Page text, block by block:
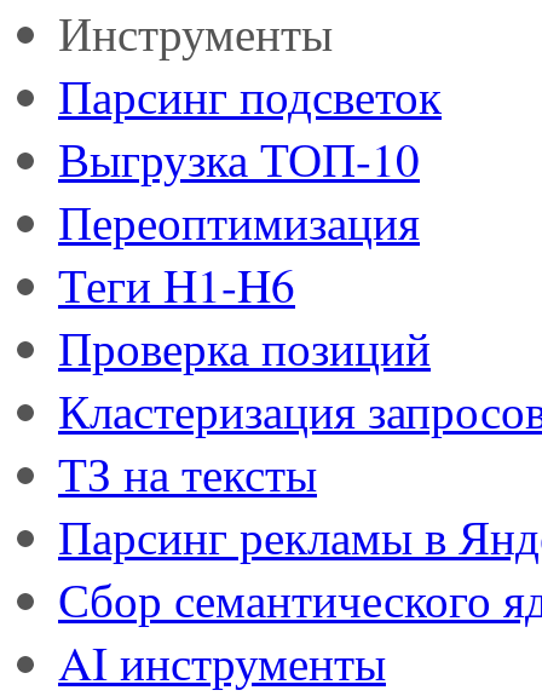
Инструменты
Парсинг подсветок
Выгрузка ТОП-10
Переоптимизация
Теги H1-H6
Проверка позиций
Кластеризация
ТЗ на тексты
Парсинг рекламы в
Сбор семантического
AI инструменты